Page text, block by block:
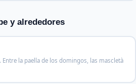
y alrededores
Entre la paella de los domingos, las mascletà